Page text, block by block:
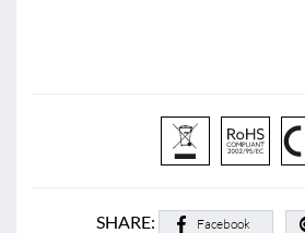
SHARE: Facebook